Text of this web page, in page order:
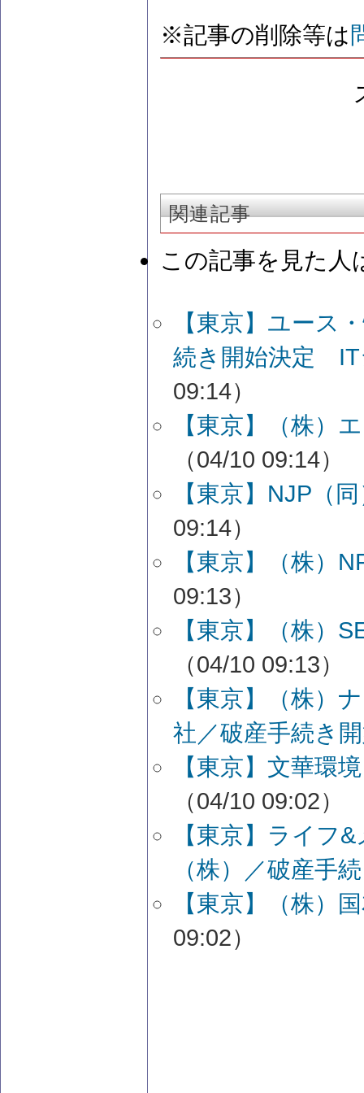
※記事の削除等は
関連記事
この記事を見た人
【東京】ユース
続き開始決定 IT
09:14）
【東京】（株）
（04/10 09:14）
【東京】NJP（
09:14）
【東京】（株）
09:13）
【東京】（株）
（04/10 09:13）
【東京】（株）
社／破産手続き
【東京】文華環
（04/10 09:02）
【東京】ライフ
（株）／破産手
【東京】（株）
09:02）